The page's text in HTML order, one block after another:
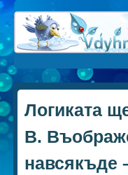
Логиката
В.
навсякъде